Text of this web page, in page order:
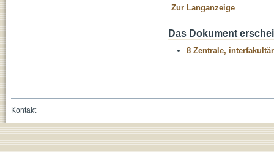
Zur Langanzeige
Das Dokument
8 Zentrale,
Kontakt